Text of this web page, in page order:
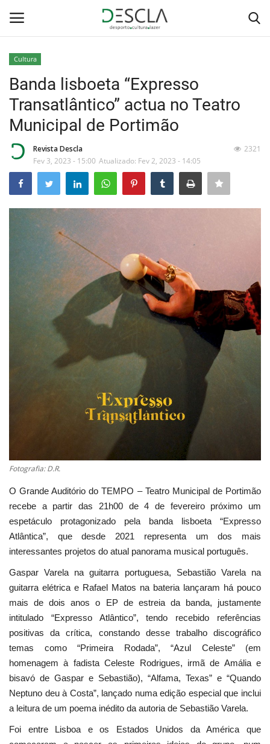
Home
Desporto
Sobre Nós
Educação
Estatuto Editorial
Ficha técnica
Cultura
Banda lisboeta “Expresso
Transatlântico” actua no Teatro
Municipal de Portimão
Revista Descla
Fev 3, 2023 - 15:00 Atualizado: Fev 2, 2023 - 14:05
2321
Fotografia: D.R.
O Grande Auditório do TEMPO – Teatro Municipal de Portimão
recebe a partir das 21h00 de 4 de fevereiro próximo um
espetáculo protagonizado pela banda lisboeta “Expresso
Atlântica”, que desde 2021 representa um dos mais
interessantes projetos do atual panorama musical português.
Gaspar Varela na guitarra portuguesa, Sebastião Varela na
guitarra elétrica e Rafael Matos na bateria lançaram há pouco
mais de dois anos o EP de estreia da banda, justamente
intitulado “Expresso Atlântico”, tendo recebido referências
positivas da crítica, constando desse trabalho discográfico
temas como “Primeira Rodada”, “Azul Celeste” (em
homenagem à fadista Celeste Rodrigues, irmã de Amália e
bisavó de Gaspar e Sebastião), “Alfama, Texas” e “Quando
Neptuno deu à Costa”, lançado numa edição especial que inclui
a leitura de um poema inédito da autoria de Sebastião Varela.
Foi entre Lisboa e os Estados Unidos da América que